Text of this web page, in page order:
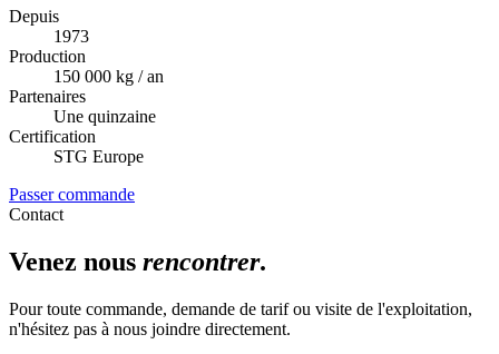
Depuis
1973
Production
150 000 kg / an
Partenaires
Une quinzaine
Certification
STG Europe
Passer commande
Contact
Venez nous rencontrer.
Pour toute commande, demande de tarif ou visite de l'exploitation,
n'hésitez pas à nous joindre directement.